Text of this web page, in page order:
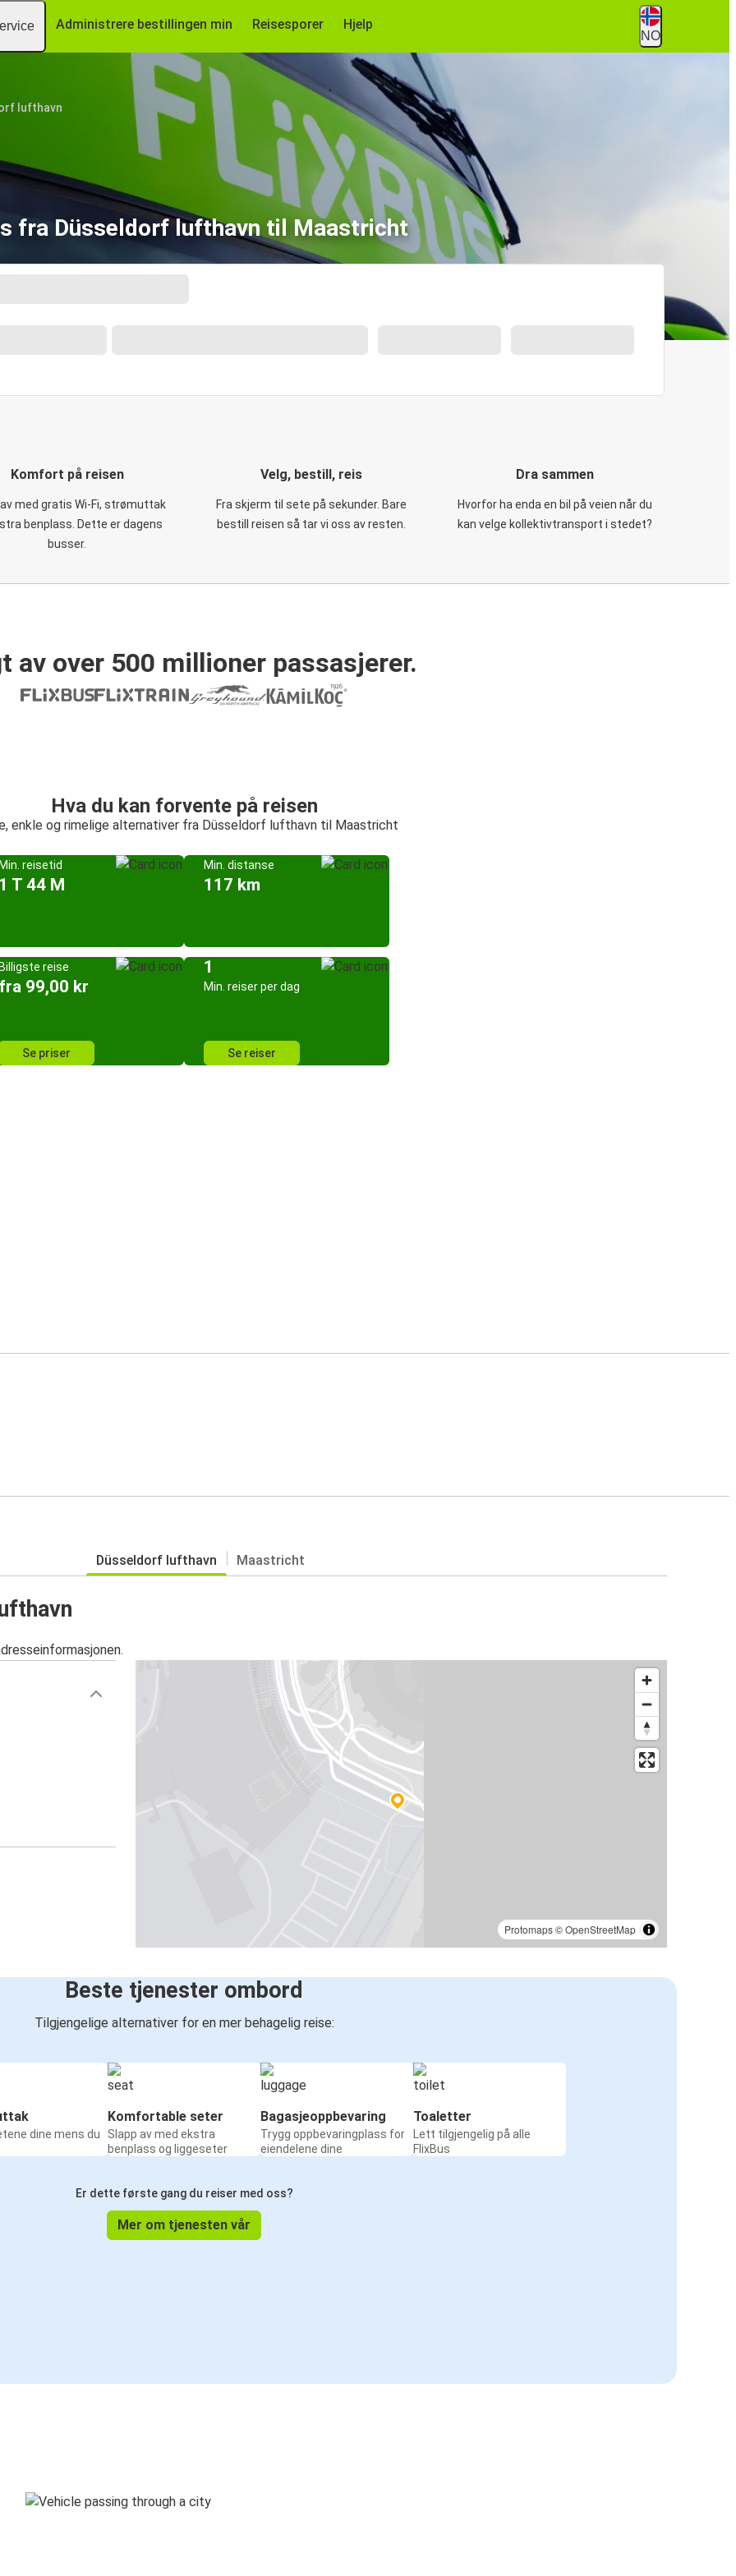
Administrere bestillingen min Reisesporer Hjelp
NO
lufthavn
fra Düsseldorf lufthavn til Maastricht
Komfort på reisen
med gratis Wi-Fi, strømuttak
benplass. Dette er dagens
busser.
Velg, bestill, reis
Fra skjerm til sete på sekunder. Bare
bestill reisen så tar vi oss av resten.
Dra sammen
Hvorfor ha enda en bil på veien når du
kan velge kollektivtransport i stedet?
av over 500 millioner passasjerer.
Hva du kan forvente på reisen
enkle og rimelige alternativer fra Düsseldorf lufthavn til Maastricht
Min. reisetid
1 T 44 M
Min. distanse
117 km
Billigste reise
fra 99,00 kr
Se priser
1
Min. reiser per dag
Se reiser
Düsseldorf lufthavn Maastricht
Protomaps©OpenStreetMap
Beste tjenester ombord
Tilgjengelige alternativer for en mer behagelig reise:
dine mens du
Komfortable seter
Slapp av med ekstra
benplass og liggeseter
Bagasjeoppbevaring
Trygg oppbevaringplass for
eiendelene dine
Toaletter
Lett tilgjengelig på alle
FlixBus
Er dette første gang du reiser med oss?
Mer om tjenesten vår